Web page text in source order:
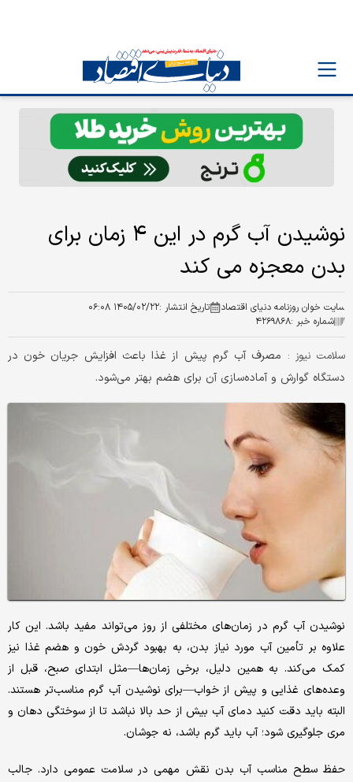
نوشیدن آب گرم در این ۴ زمان برای
بدن معجزه می کند
سایت خوان روزنامه دنیای اقتصاد تاریخ انتشار :۱۴۰۵/۰۲/۲۲ ۰۶:۰۸
شماره خبر :۴۲۶۹۸۶۸
سلامت نیوز : مصرف آب گرم پیش از غذا باعث افزایش جریان خون در
دستگاه گوارش و آماده‌سازی آن برای هضم بهتر می‌شود.
نوشیدن آب گرم در زمان‌های مختلفی از روز می‌تواند مفید باشد. این کار
علاوه بر تأمین آب مورد نیاز بدن، به بهبود گردش خون و هضم غذا نیز
کمک می‌کند. به همین دلیل، برخی زمان‌ها—مثل ابتدای صبح، قبل از
وعده‌های غذایی و پیش از خواب—برای نوشیدن آب گرم مناسب‌تر هستند.
البته باید دقت کنید دمای آب بیش از حد بالا نباشد تا از سوختگی دهان و
مری جلوگیری شود؛ آب باید گرم باشد، نه جوشان.
حفظ سطح مناسب آب بدن نقش مهمی در سلامت عمومی دارد. جالب